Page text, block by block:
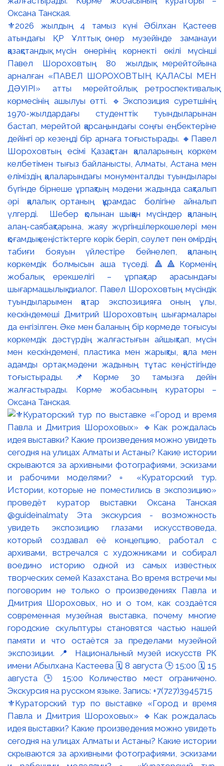
⚜️2026 жылдың 4 тамыз күні Әбілхан Қастеев
атындағы ҚР Ұлттық өнер музейінде заманауи
қазақстандық мүсін өнерінің көрнекті өкілі мүсінші
Павел Шороховтың 80 жылдық мерейтойына
арналған «ПАВЕЛ ШОРОХОВТЫҢ ҚАЛАСЫ МЕН
ДӘУІРІ» атты мерейтойлық ретроспективалық
көрмесінің ашылуы өтті. 🔹Экспозиция суретшінің
1970-жылдардағы студенттік туындыларынан
бастап, мерейтой қарсаңындағы соңғы еңбектеріне
дейінгі әр кезеңді бір арнаға тоғыстырады. 🔸Павел
Шороховтың есімі Қазақстан қалаларының көркем
келбетімен тығыз байланысты, Алматы, Астана мен
еліміздің қалаларындағы монументалды туындылары
бүгінде бірнеше ұрпақтың мәдени жадында сақталып
әрі қалалық ортаның құрамдас бөлігіне айналып
үлгерді. Шебер қолынан шыққан мүсіндер қаланың
алаң-саябақтарына, жаяу жүргіншілеркөшелері мен
қоғамдық кеңістіктерге көрік беріп, сәулет пен өмірдің
табиғи бояуын үйлестіре бейнелеп, қаланың
көркемдік болмысын аша түседі. 🔺🔺Көрменің
жобалық ерекшелігі – ұрпақтар арасындағы
шығармашылық диалог. Павел Шороховтың мүсіндік
туындыларымен қатар экспозицияға оның ұлы,
кескіндемеші Дмитрий Шороховтың шығармалары
да енгізілген. Әке мен баланың бір көрмеде тоғысуы
көркемдік дәстүрдің жалғастығын айшықтап, мүсін
мен кескіндемені, пластика мен жарықты, қала мен
адамды ортақ мәдени жадының тұтас кеңістігінде
тоғыстырады. 📌Көрме 30 тамызға дейін
жалғастырады. Көрме жобасының кураторы –
Оксана Танская.
⚜️Кураторский тур по выставке «Город и время
Павла и Дмитрия Шороховых» 🔹Как рождалась
идея выставки? Какие произведения можно увидеть
сегодня на улицах Алматы и Астаны? Какие истории
скрываются за архивными фотографиями, эскизами